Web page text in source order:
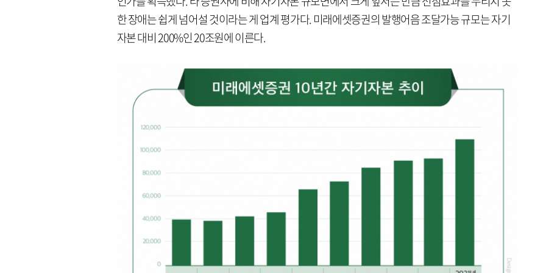
한 장애는 쉽게 넘어설 것이라는 게 업계 평가다. 미래에셋증권의 발행어음 조달가능 규모는 자기
자본 대비 200%인 20조원에 이른다.